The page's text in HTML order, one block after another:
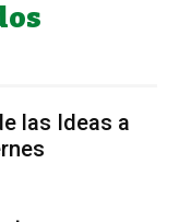
las Ideas a